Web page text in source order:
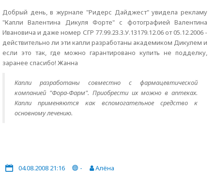
Добрый день, в журнале "Ридерс Дайджест" увидела рекламу
"Капли Валентина Дикуля Форте" с фотографией Валентина
Ивановича и даже номер СГР 77.99.23.3.У.13179.12.06 от 05.12.2006 -
действительно ли эти капли разработаны академиком Дикулем и
если это так, где можно гарантировано купить не подделку,
заранее спасибо! Жанна
Капли разработаны совместно с фармацевтической
компанией "Фора-Фарм". Приобрести их можно в аптеках.
Капли применяются как вспомогательное средство к
основному лечению.
04.08.2008 21:16 -
Алёна